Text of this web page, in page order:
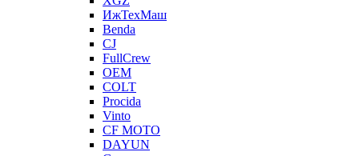
ИжТехМаш
Benda
CJ
FullCrew
OEM
COLT
Procida
Vinto
CF MOTO
DAYUN